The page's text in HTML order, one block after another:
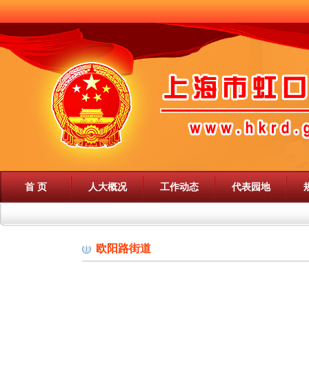
首 页 人大概况 工作动态 代表园地
欧阳路街道